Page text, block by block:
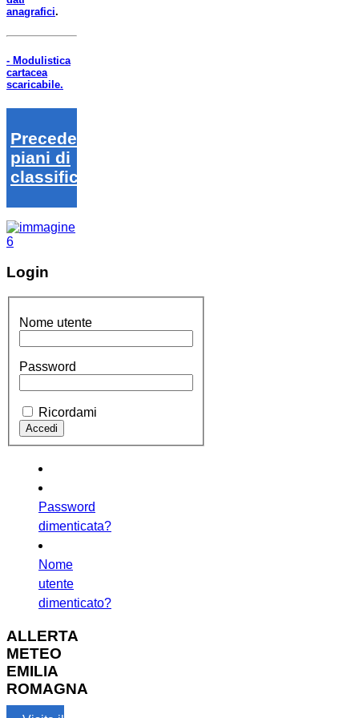
anagrafici.
- Modulistica
cartacea
scaricabile.
Precedenti
piani di
classifica
Login
Nome utente
Password
Ricordami
Password
dimenticata?
Nome
utente
dimenticato?
ALLERTA
METEO
EMILIA
ROMAGNA